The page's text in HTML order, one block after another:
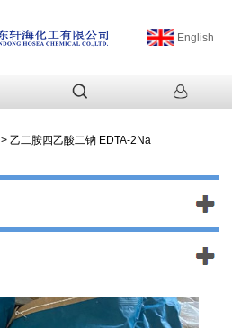
English
> 乙二胺四乙酸二钠 EDTA-2Na